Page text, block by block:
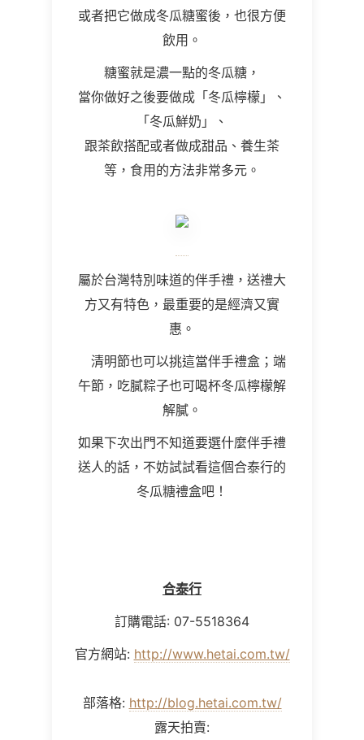
或者把它做成冬瓜糖蜜後，也很方便
飲用。
糖蜜就是濃一點的冬瓜糖，
當你做好之後要做成「冬瓜檸檬」、
「冬瓜鮮奶」、
跟茶飲搭配或者做成甜品、養生茶
等，食用的方法非常多元。
屬於台灣特別味道的伴手禮，送禮大
方又有特色，最重要的是經濟又實
惠。
清明節也可以挑這當伴手禮盒；端
午節，吃膩粽子也可喝杯冬瓜檸檬解
解膩。
如果下次出門不知道要選什麼伴手禮
送人的話，不妨試試看這個合泰行的
冬瓜糖禮盒吧！
合泰行
訂購電話: 07-5518364
官方網站: http://www.hetai.com.tw/
部落格: http://blog.hetai.com.tw/
露天拍賣: